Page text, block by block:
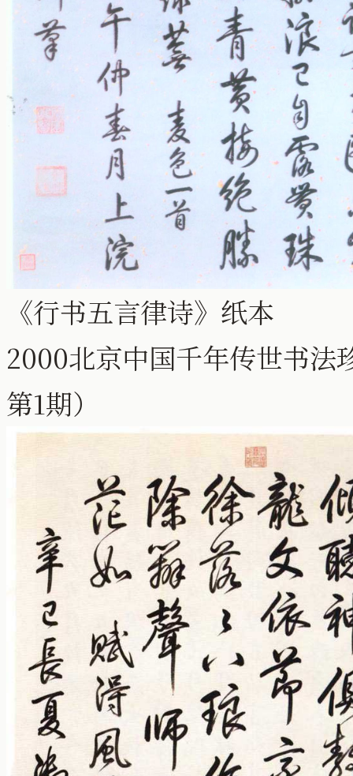
《行书五言律诗》纸本
2000北京中国千年传世书法
第1期）